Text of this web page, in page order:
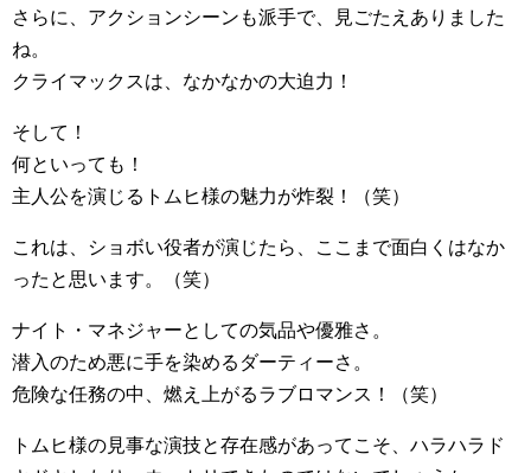
さらに、アクションシーンも派手で、見ごたえありました
ね。
クライマックスは、なかなかの大迫力！
そして！
何といっても！
主人公を演じるトムヒ様の魅力が炸裂！（笑）
これは、ショボい役者が演じたら、ここまで面白くはなか
ったと思います。（笑）
ナイト・マネジャーとしての気品や優雅さ。
潜入のため悪に手を染めるダーティーさ。
危険な任務の中、燃え上がるラブロマンス！（笑）
トムヒ様の見事な演技と存在感があってこそ、ハラハラド